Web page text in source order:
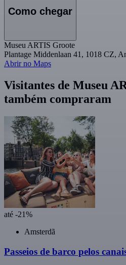
Como chegar
Museu ARTIS Groote
Plantage Middenlaan 41, 1018 CZ,
Abrir no Maps
Visitantes de Museu
também compraram
até -21%
Amsterdã
Passeios de barco pelos